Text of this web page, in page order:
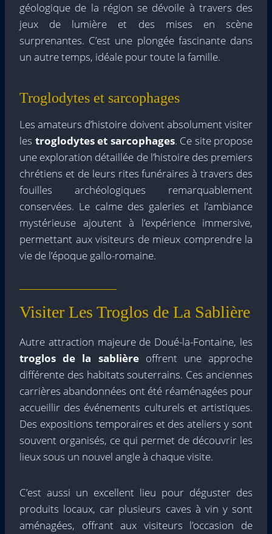
géologique de la région se dévoile à travers des
jeux de lumière et des mises en scène
surprenantes. C’est une plongée fascinante dans
un autre temps, idéale pour toute la famille.
Troglodytes et sarcophages
Les amateurs d’histoire doivent absolument visiter
les troglodytes et sarcophages. Ce site propose
une exploration détaillée de l’histoire des premiers
chrétiens et de leurs rites funéraires à travers des
fouilles archéologiques remarquablement
conservées. Le calme des galeries et l’ambiance
mystérieuse ajoutent à l’expérience immersive,
permettant aux visiteurs de mieux comprendre la
vie de l’époque gallo-romaine.
Visiter Les Troglos de La Sablière
Autre attraction majeure de Doué-la-Fontaine, les
troglos de la sablièreoffrent une approche
différente des habitats souterrains. Ces anciennes
carrières abandonnées ont été réaménagées pour
accueillir des événements culturels et artistiques.
Des expositions temporaires et des ateliers y sont
souvent organisés, ce qui permet de découvrir les
lieux sous un nouvel angle à chaque visite.
C’est aussi un excellent lieu pour déguster des
produits locaux, car plusieurs caves à vin y sont
aménagées, offrant aux visiteurs l’occasion de